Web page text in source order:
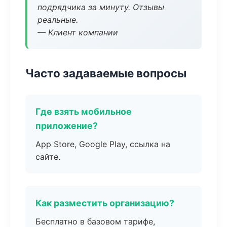
подрядчика за минуту. Отзывы
реальные.
— Клиент компании
Часто задаваемые вопросы
Где взять мобильное
приложение?
App Store, Google Play, ссылка на
сайте.
Как разместить организацию?
Бесплатно в базовом тарифе,